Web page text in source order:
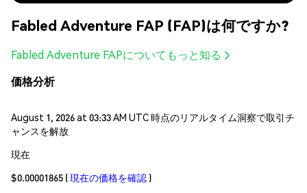
Fabled Adventure FAP (FAP)は何ですか?
Fabled Adventure FAPについてもっと知る
価格分析
August 1, 2026 at 03:33 AM UTC 時点のリアルタイム洞察で取引チ
ャンスを解放
現在
$0.00001865 (現在の価格を確認 )